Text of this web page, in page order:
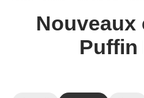
Nouveaux
Puffin